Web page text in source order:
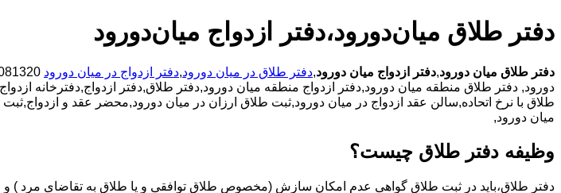
دفتر طلاق میان‌دورود،دفتر ازدواج میان‌دورود
دفتر طلاق میان دورود,دفتر ازدواج میان دورود,دفتر طلاق در میان دورود,دفتر ازدواج در میان دورود
دورود, دفتر طلاق منطقه میان دورود,دفتر ازدواج منطقه میان دورود,دفتر طلاق,دفتر ازدواج,دفترخانه
طلاق با نرخ اتحاده,سالن عقد ازدواج در میان دورود,ثبت طلاق ارزان در میان دورود,محضر عقد و
میان دورود,
وظیفه دفتر طلاق چیست؟